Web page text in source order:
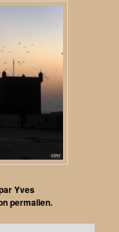
Yves
permalien.